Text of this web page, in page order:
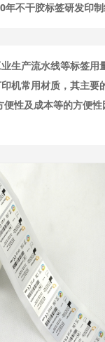
不干胶标签研发印制
生产流水线等标签
机常用材质，其主
性及成本等的方便